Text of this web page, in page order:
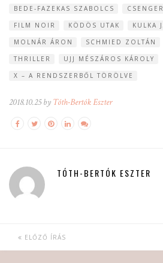
BEDE-FAZEKAS SZABOLCS
FILM NOIR
KÖDÖS UTAK KULKA
MOLNÁR ÁRON
SCHMIED ZOLTÁN
THRILLER
UJJ MÉSZÁROS KÁROLY
X – A RENDSZERBŐL TÖRÖLVE
2018.10.25 by Tóth-Bertók Eszter
TÓTH-BERTÓK ESZTER
ELŐZŐ ÍRÁS